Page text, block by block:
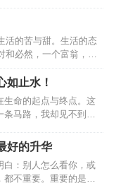
右）袁晗寒、徐佳、马
年，展开时间线。
不读，当时也是凑单
周末一口气读完了，
网络上有一句很流行的
过不好这一生。”这个问
到，老子在《道德经》
而行之，中士闻道，若
”大多数的人终归是中
》这本书的优点在于
活的苦与甜。生活的态
和必然，一个富翁，或
悠然；一个健康的人，
；一个一帆风顺的
许能面带笑颜。我们虽
；我们虽然不能改变自
随着心态的好坏而改
种心态看人生，可以将
如止水！
生命的起点与终点。这
马路，我却见不到
，相距不过一碗饭的距
你在马路那边的高
就可以放心了？！你
苑小区内，一对老夫妻
好的升华
白：别人怎么看你，或
都不重要。重要的是你